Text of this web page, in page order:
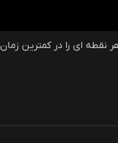
از 40 نمایندگی در سطح کشور، ارسال گل به هر نقطه ای را در کمترین زمان